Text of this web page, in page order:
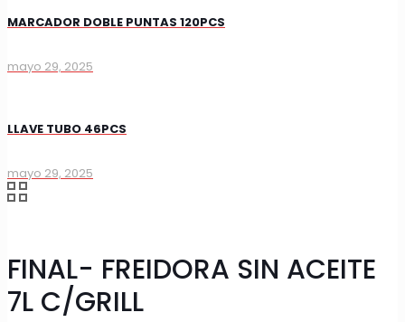
MARCADOR DOBLE PUNTAS 120PCS
mayo 29, 2025
LLAVE TUBO 46PCS
mayo 29, 2025
FINAL- FREIDORA SIN ACEITE
7L C/GRILL